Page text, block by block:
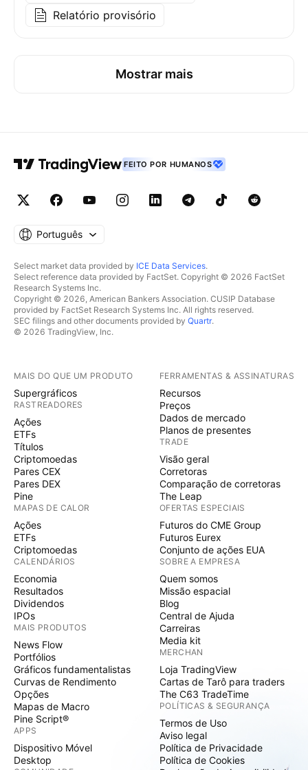
Relatório provisório
Mostrar mais
FEITO POR HUMANOS
Português
Select market data provided by ICE Data Services.
Select reference data provided by FactSet. Copyright © 2026 FactSet
Research Systems Inc.
Copyright © 2026, American Bankers Association. CUSIP Database
provided by FactSet Research Systems Inc. All rights reserved.
SEC filings and other documents provided by Quartr.
© 2026 TradingView, Inc.
MAIS DO QUE UM PRODUTO
Supergráficos
RASTREADORES
Ações
ETFs
Títulos
Criptomoedas
Pares CEX
Pares DEX
Pine
MAPAS DE CALOR
Ações
ETFs
Criptomoedas
CALENDÁRIOS
Economia
Resultados
Dividendos
IPOs
MAIS PRODUTOS
News Flow
Portfólios
Gráficos fundamentalistas
Curvas de Rendimento
Opções
Mapas de Macro
Pine Script®
APPS
Dispositivo Móvel
Desktop
FERRAMENTAS & ASSINATURAS
Recursos
Preços
Dados de mercado
Planos de presentes
TRADE
Visão geral
Corretoras
Comparação de corretoras
The Leap
OFERTAS ESPECIAIS
Futuros do CME Group
Futuros Eurex
Conjunto de ações EUA
SOBRE A EMPRESA
Quem somos
Missão espacial
Blog
Central de Ajuda
Carreiras
Media kit
MERCHAN
Loja TradingView
Cartas de Tarô para traders
The C63 TradeTime
POLÍTICAS & SEGURANÇA
Termos de Uso
Aviso legal
Política de Privacidade
Política de Cookies